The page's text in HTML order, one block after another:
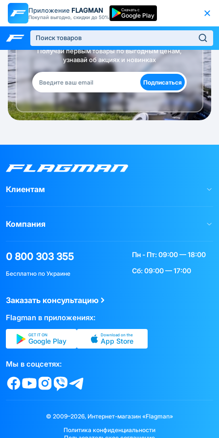
Приложение FLAGMAN
Покупай выгодно, скидки до 50%
Скачать с
Google Play
Будь в курсе!
Получай первым товары по выгодным ценам,
узнавай об акциях и новинках
Подписаться
Клиентам
Компания
0 800 303 355
Бесплатно по Украине
Пн - Пт: 09:00 — 18:00
Сб: 09:00 — 17:00
Заказать консультацию
Flagman в приложениях:
GET IT ON
Google Play
Download on the
App Store
Мы в соцсетях:
© 2009–2026, Интернет-магазин «Flagman»
Политика конфиденциальности